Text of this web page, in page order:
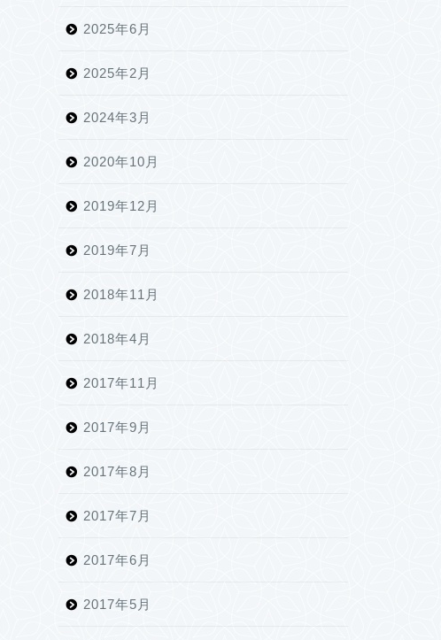
2025年6月
2025年2月
2024年3月
2020年10月
2019年12月
2019年7月
2018年11月
2018年4月
2017年11月
2017年9月
2017年8月
2017年7月
2017年6月
2017年5月